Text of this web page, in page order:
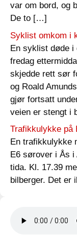
var om bord, og
De to […]
Syklist omkom i
En syklist døde i
fredag
skjedde rett sør
og Roald
gjør fortsatt
veien er stengt i
Trafikkulykke på
En trafikkulykke
E6 sørover i Ås
tida. Kl. 17.39
bilberger. Det er